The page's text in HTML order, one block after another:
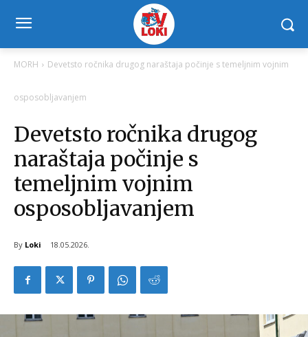
MORH Devetsto ročnika drugog naraštaja počinje s temeljnim vojnim
osposobljavanjem
Devetsto ročnika drugog
naraštaja počinje s
temeljnim vojnim
osposobljavanjem
By Loki 18.05.2026.